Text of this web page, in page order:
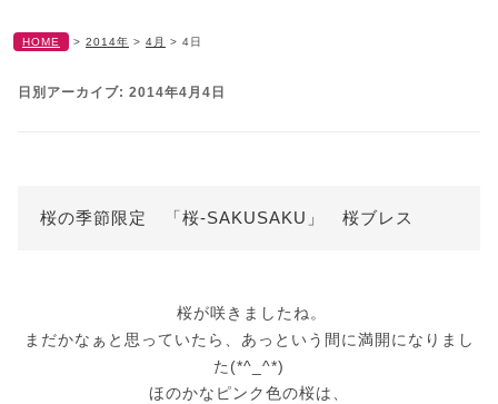
HOME > 2014年 > 4月 > 4日
日別アーカイブ: 2014年4月4日
桜の季節限定 「桜-SAKUSAKU」 桜ブレス
桜が咲きましたね。
まだかなぁと思っていたら、あっという間に満開になりまし
た(*^_^*)
ほのかなピンク色の桜は、